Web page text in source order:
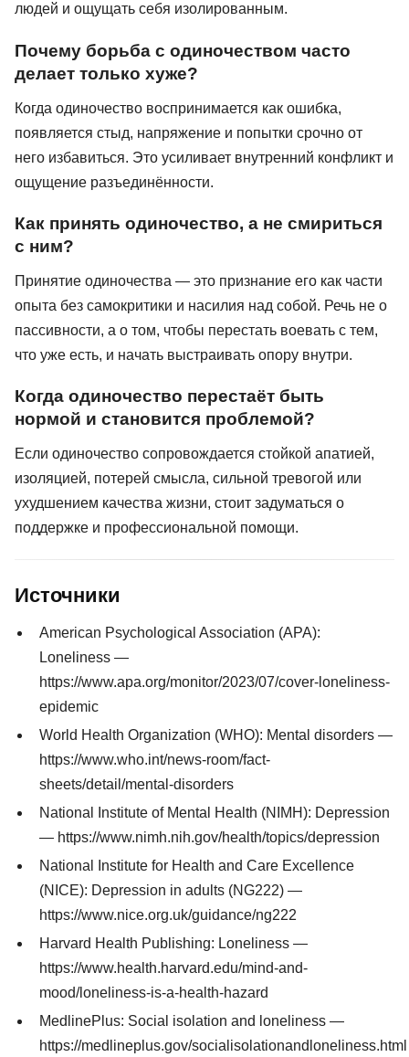
людей и ощущать себя изолированным.
Почему борьба с одиночеством часто
делает только хуже?
Когда одиночество воспринимается как ошибка,
появляется стыд, напряжение и попытки срочно от
него избавиться. Это усиливает внутренний конфликт и
ощущение разъединённости.
Как принять одиночество, а не смириться
с ним?
Принятие одиночества — это признание его как части
опыта без самокритики и насилия над собой. Речь не о
пассивности, а о том, чтобы перестать воевать с тем,
что уже есть, и начать выстраивать опору внутри.
Когда одиночество перестаёт быть
нормой и становится проблемой?
Если одиночество сопровождается стойкой апатией,
изоляцией, потерей смысла, сильной тревогой или
ухудшением качества жизни, стоит задуматься о
поддержке и профессиональной помощи.
Источники
American Psychological Association (APA):
Loneliness —
https://www.apa.org/monitor/2023/07/cover-loneliness-
epidemic
World Health Organization (WHO): Mental disorders —
https://www.who.int/news-room/fact-
sheets/detail/mental-disorders
National Institute of Mental Health (NIMH): Depression
— https://www.nimh.nih.gov/health/topics/depression
National Institute for Health and Care Excellence
(NICE): Depression in adults (NG222) —
https://www.nice.org.uk/guidance/ng222
Harvard Health Publishing: Loneliness —
https://www.health.harvard.edu/mind-and-
mood/loneliness-is-a-health-hazard
MedlinePlus: Social isolation and loneliness —
https://medlineplus.gov/socialisolationandloneliness.html